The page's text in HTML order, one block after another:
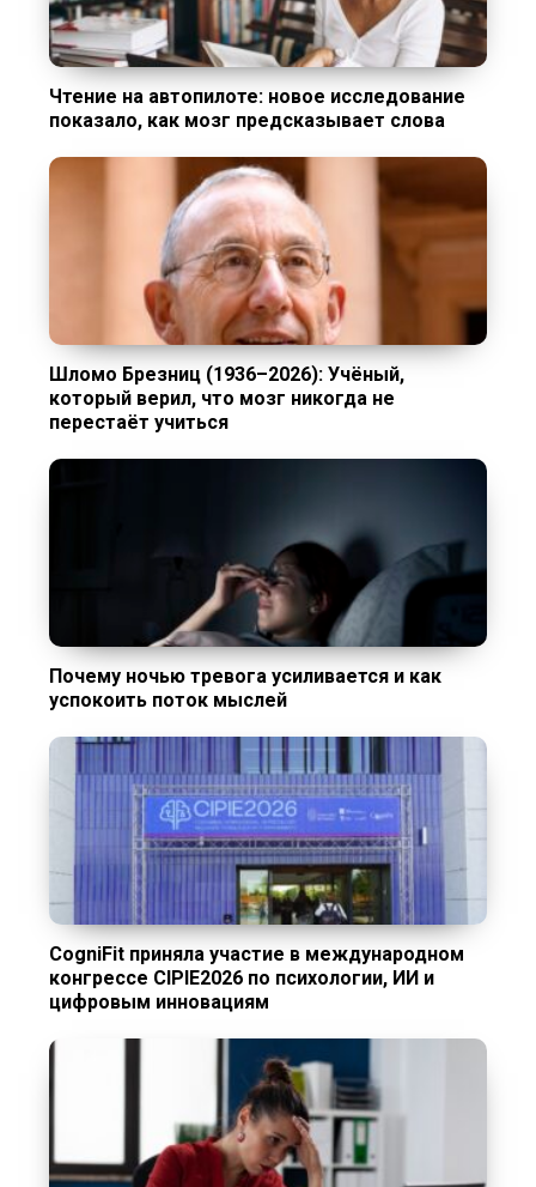
Чтение на автопилоте: новое исследование
показало, как мозг предсказывает слова
Шломо Брезниц (1936–2026): Учёный,
который верил, что мозг никогда не
перестаёт учиться
Почему ночью тревога усиливается и как
успокоить поток мыслей
CogniFit приняла участие в международном
конгрессе CIPIE2026 по психологии, ИИ и
цифровым инновациям